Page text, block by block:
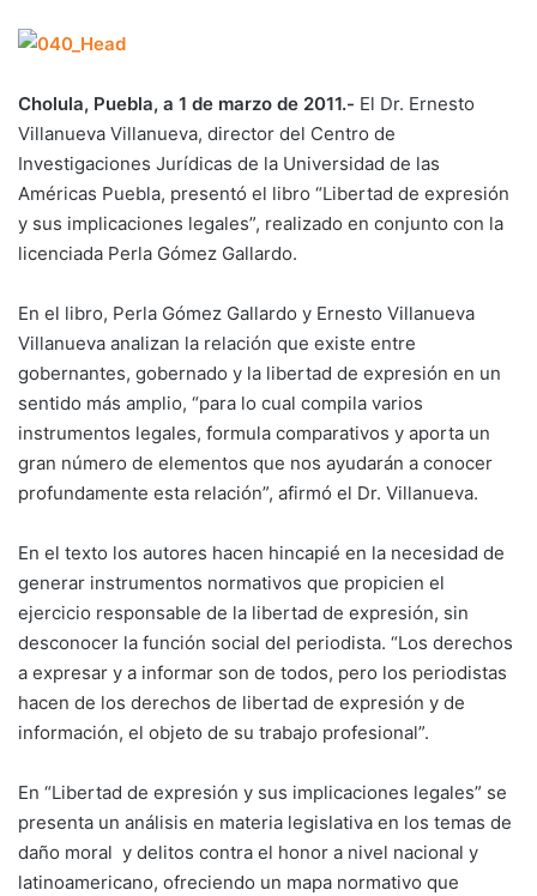
Cholula, Puebla, a 1 de marzo de 2011.- El Dr. Ernesto
Villanueva Villanueva, director del Centro de
Investigaciones Jurídicas de la Universidad de las
Américas Puebla, presentó el libro “Libertad de expresión
y sus implicaciones legales”, realizado en conjunto con la
licenciada Perla Gómez Gallardo.
En el libro, Perla Gómez Gallardo y Ernesto Villanueva
Villanueva analizan la relación que existe entre
gobernantes, gobernado y la libertad de expresión en un
sentido más amplio, “para lo cual compila varios
instrumentos legales, formula comparativos y aporta un
gran número de elementos que nos ayudarán a conocer
profundamente esta relación”, afirmó el Dr. Villanueva.
En el texto los autores hacen hincapié en la necesidad de
generar instrumentos normativos que propicien el
ejercicio responsable de la libertad de expresión, sin
desconocer la función social del periodista. “Los derechos
a expresar y a informar son de todos, pero los periodistas
hacen de los derechos de libertad de expresión y de
información, el objeto de su trabajo profesional”.
En “Libertad de expresión y sus implicaciones legales” se
presenta un análisis en materia legislativa en los temas de
daño moral y delitos contra el honor a nivel nacional y
latinoamericano, ofreciendo un mapa normativo que